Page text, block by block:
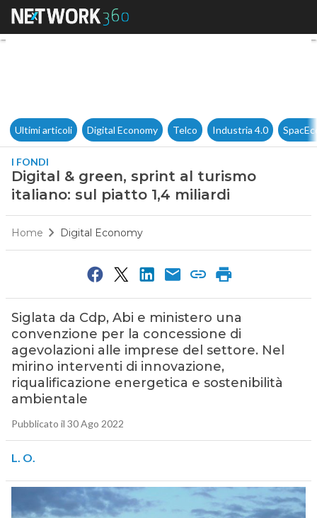
Digital & green, sprint al
Ultimi articoli Digital Economy Telco Industria 4.0
I FONDI
Digital & green, sprint al turismo
italiano: sul piatto 1,4 miliardi
Home Digital Economy
Siglata da Cdp, Abi e ministero una
convenzione per la concessione di
agevolazioni alle imprese del settore. Nel
mirino interventi di innovazione,
riqualificazione energetica e sostenibilità
ambientale
Pubblicato il 30 Ago 2022
L. O.